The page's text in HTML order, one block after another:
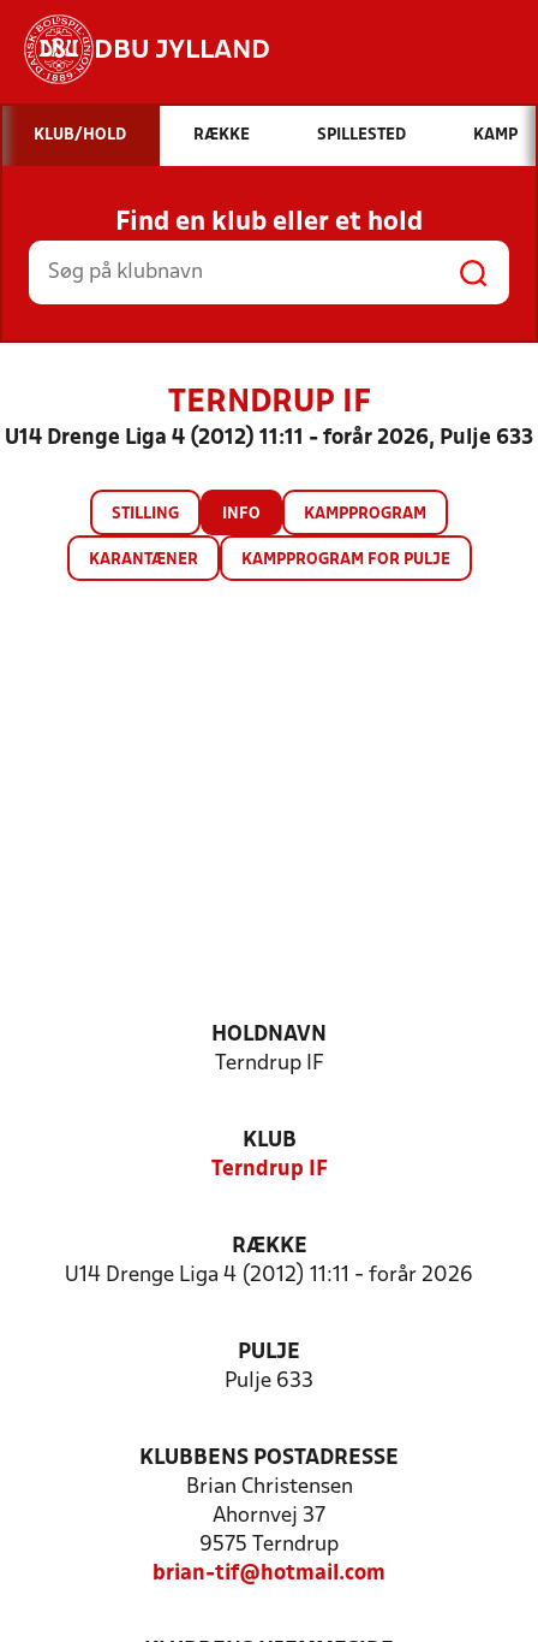
DBU JYLLAND
Hvad vil du søge efter?
INDHOLD OG NYHEDER
STILLINGER, RESULTATER, KLUBBER OG
HOLD
KLUB/HOLD RÆKKE SPILLESTED KAMP
Find en klub eller et hold
TERNDRUP IF
U14 Drenge Liga 4 (2012) 11:11 - forår 2026, Pulje 633
STILLING INFO KAMPPROGRAM
KARANTÆNER KAMPPROGRAM FOR PULJE
HOLDNAVN
Terndrup IF
KLUB
Terndrup IF
RÆKKE
U14 Drenge Liga 4 (2012) 11:11 - forår 2026
PULJE
Pulje 633
KLUBBENS POSTADRESSE
Brian Christensen
Ahornvej 37
9575 Terndrup
brian-tif@hotmail.com